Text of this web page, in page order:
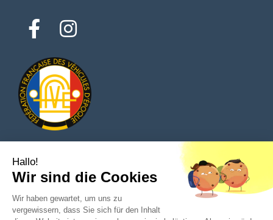
© 2026 Alle Rechte vorbehalten - Classic Parts Finder
Datenschutzrichtlinien
Allgemeine Nutzungsbedingungen
Impressum
Hallo!
Wir sind die Cookies
Wir haben gewartet, um uns zu
vergewissern, dass Sie sich für den Inhalt